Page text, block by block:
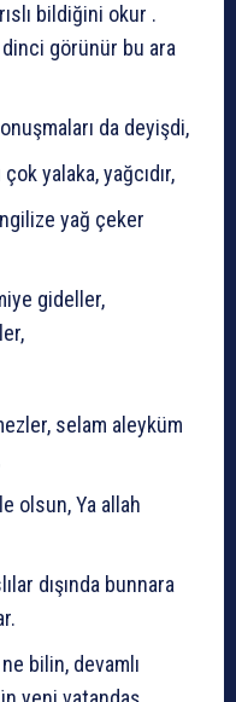
bildiğini okur .
görünür bu ara
da deyişdi,
çok yalaka, yağcıdır,
yağ çeker
gideller,
selam aleyküm
olsun, Ya allah
dışında bunnara
bilin, devamlı